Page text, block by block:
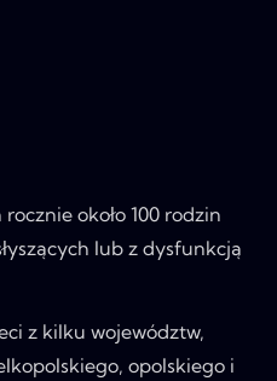
około 100 rodzin
lub z dysfunkcją
z kilku województw,
opolskiego i